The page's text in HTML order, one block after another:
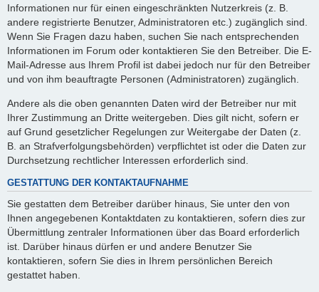
Informationen nur für einen eingeschränkten Nutzerkreis (z. B.
andere registrierte Benutzer, Administratoren etc.) zugänglich sind.
Wenn Sie Fragen dazu haben, suchen Sie nach entsprechenden
Informationen im Forum oder kontaktieren Sie den Betreiber. Die E-
Mail-Adresse aus Ihrem Profil ist dabei jedoch nur für den Betreiber
und von ihm beauftragte Personen (Administratoren) zugänglich.
Andere als die oben genannten Daten wird der Betreiber nur mit
Ihrer Zustimmung an Dritte weitergeben. Dies gilt nicht, sofern er
auf Grund gesetzlicher Regelungen zur Weitergabe der Daten (z.
B. an Strafverfolgungsbehörden) verpflichtet ist oder die Daten zur
Durchsetzung rechtlicher Interessen erforderlich sind.
GESTATTUNG DER KONTAKTAUFNAHME
Sie gestatten dem Betreiber darüber hinaus, Sie unter den von
Ihnen angegebenen Kontaktdaten zu kontaktieren, sofern dies zur
Übermittlung zentraler Informationen über das Board erforderlich
ist. Darüber hinaus dürfen er und andere Benutzer Sie
kontaktieren, sofern Sie dies in Ihrem persönlichen Bereich
gestattet haben.